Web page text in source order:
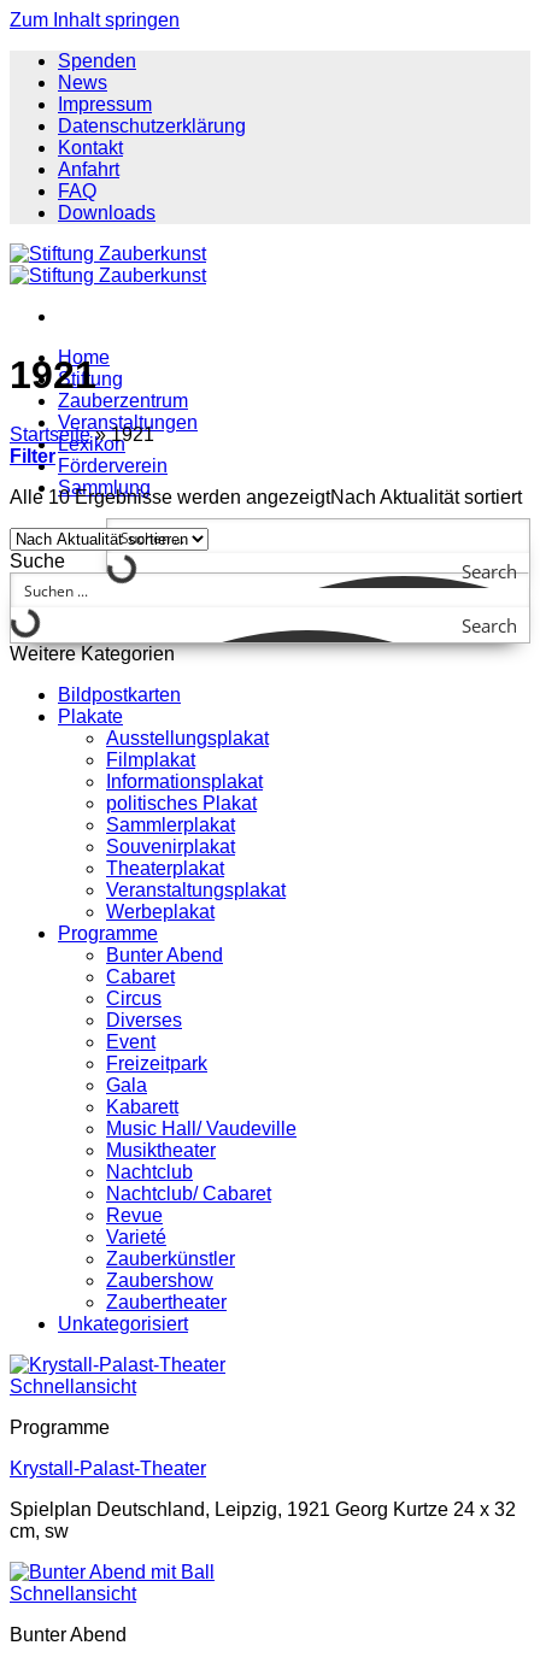
Zum Inhalt springen
Spenden
News
Impressum
Datenschutzerklärung
Kontakt
Anfahrt
FAQ
Downloads
Home
Stiftung
Zauberzentrum
Veranstaltungen
Lexikon
Förderverein
Sammlung
Search
1921
Startseite » 1921
Filter
Alle 10 Ergebnisse werden angezeigtNach Aktualität sortiert
Suche
Search
Weitere Kategorien
Bildpostkarten
Plakate
Ausstellungsplakat
Filmplakat
Informationsplakat
politisches Plakat
Sammlerplakat
Souvenirplakat
Theaterplakat
Veranstaltungsplakat
Werbeplakat
Programme
Bunter Abend
Cabaret
Circus
Diverses
Event
Freizeitpark
Gala
Kabarett
Music Hall/ Vaudeville
Musiktheater
Nachtclub
Nachtclub/ Cabaret
Revue
Varieté
Zauberkünstler
Zaubershow
Zaubertheater
Unkategorisiert
Schnellansicht
Programme
Krystall-Palast-Theater
Spielplan Deutschland, Leipzig, 1921 Georg Kurtze 24 x 32
cm, sw
Schnellansicht
Bunter Abend